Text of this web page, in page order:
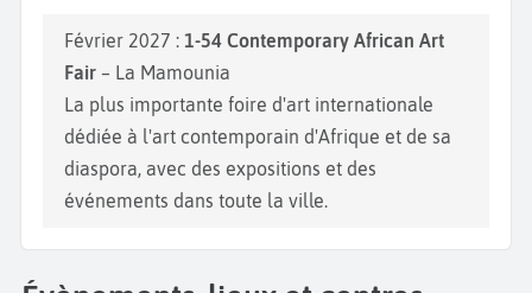
Février 2027 : 1-54 Contemporary African Art
Fair – La Mamounia
La plus importante foire d'art internationale
dédiée à l'art contemporain d'Afrique et de sa
diaspora, avec des expositions et des
événements dans toute la ville.